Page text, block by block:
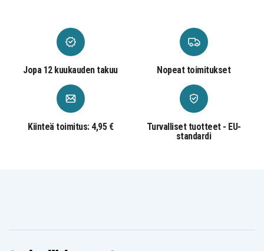
Jopa 12 kuukauden takuu Nopeat toimitukset
Kiinteä toimitus: 4,95 €
Turvalliset tuotteet - EU-
standardi